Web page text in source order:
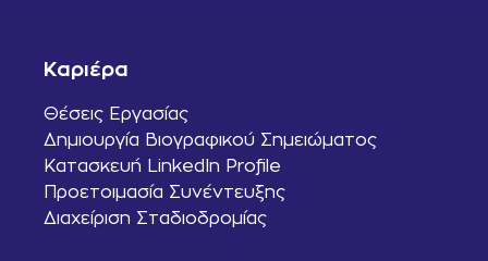
Καριέρα
Θέσεις Εργασίας
Δημιουργία Βιογραφικού Σημειώματος
Κατασκευή LinkedIn Profile
Προετοιμασία Συνέντευξης
Διαχείριση Σταδιοδρομίας